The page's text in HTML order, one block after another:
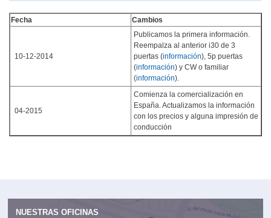
Fecha Cambios
10-12-2014
Publicamos la primera información.
Reempalza al anterior i30 de 3
puertas (información), 5p puertas
(información) y CW o familiar
(información).
04-2015
Comienza la comercialización en
España. Actualizamos la información
con los precios y alguna impresión de
conducción
NUESTRAS OFICINAS